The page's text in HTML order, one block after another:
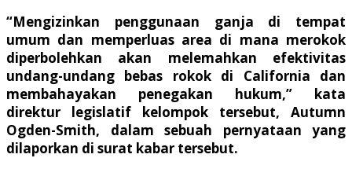
“Mengizinkan penggunaan ganja di tempat
umum dan memperluas area di mana merokok
diperbolehkan akan melemahkan efektivitas
undang-undang bebas rokok di California dan
membahayakan penegakan hukum,” kata
direktur legislatif kelompok tersebut, Autumn
Ogden-Smith, dalam sebuah pernyataan yang
dilaporkan di surat kabar tersebut.